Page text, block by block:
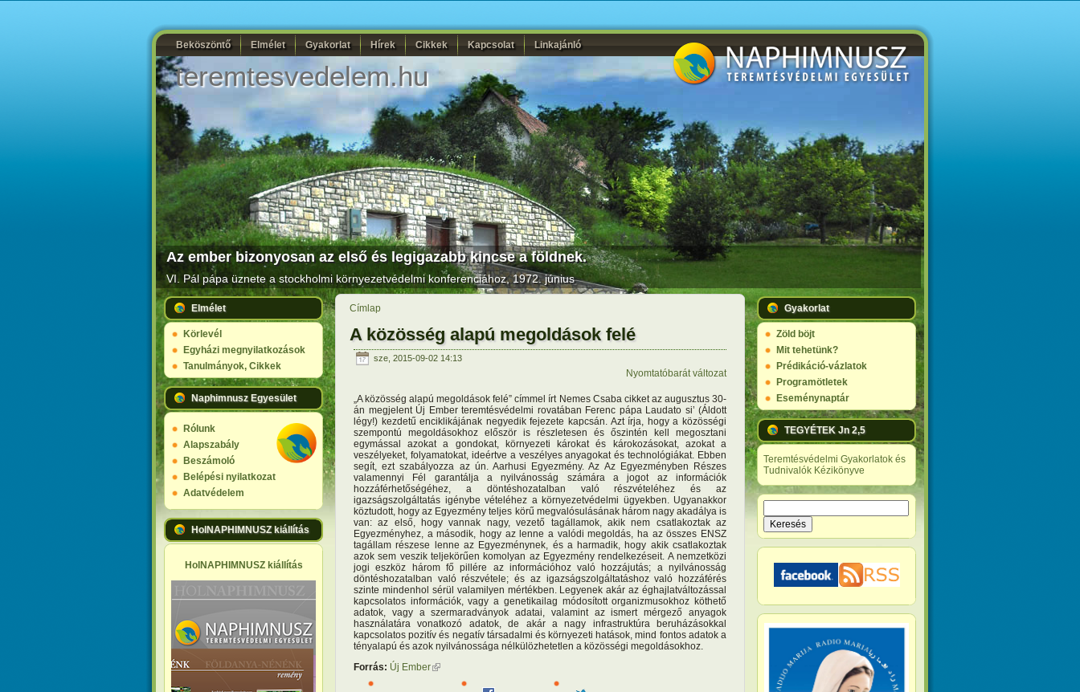
Beköszöntő Elmélet Gyakorlat Hírek Cikkek Kapcsolat Linkajánló
teremtesvedelem.hu
Az ember bizonyosan az első és legigazabb kincse a földnek.
VI. Pál pápa üznete a stockholmi környezetvédelmi konferenciához, 1972. június
Elmélet
Körlevél
Egyházi megnyilatkozások
Tanulmányok, Cikkek
Naphimnusz Egyesület
Rólunk
Alapszabály
Beszámoló
Belépési nyilatkozat
Adatvédelem
HolNAPHIMNUSZ kiállítás
HolNAPHIMNUSZ kiállítás
Címlap
A közösség alapú megoldások felé
sze, 2015-09-02 14:13
Nyomtatóbarát változat
„A közösség alapú megoldások felé” címmel írt Nemes Csaba cikket az augusztus 30-
án megjelent Új Ember teremtésvédelmi rovatában Ferenc pápa Laudato si’ (Áldott
légy!) kezdetű enciklikájának negyedik fejezete kapcsán. Azt írja, hogy a közösségi
szempontú megoldásokhoz először is részletesen és őszintén kell megosztani
egymással azokat a gondokat, környezeti károkat és károkozásokat, azokat a
veszélyeket, folyamatokat, ideértve a veszélyes anyagokat és technológiákat. Ebben
segít, ezt szabályozza az ún. Aarhusi Egyezmény. Az Az Egyezményben Részes
valamennyi Fél garantálja a nyilvánosság számára a jogot az információk
hozzáférhetőségéhez, a döntéshozatalban való részvételéhez és az
igazságszolgáltatás igénybe vételéhez a környezetvédelmi ügyekben. Ugyanakkor
köztudott, hogy az Egyezmény teljes körű megvalósulásának három nagy akadálya is
van: az első, hogy vannak nagy, vezető tagállamok, akik nem csatlakoztak az
Egyezményhez, a második, hogy az lenne a valódi megoldás, ha az összes ENSZ
tagállam részese lenne az Egyezménynek, és a harmadik, hogy akik csatlakoztak
azok sem veszik teljekörűen komolyan az Egyezmény rendelkezéseit. A nemzetközi
jogi eszköz három fő pillére az információhoz való hozzájutás; a nyilvánosság
döntéshozatalban való részvétele; és az igazságszolgáltatáshoz való hozzáférés
szinte mindenhol sérül valamilyen mértékben. Legyenek akár az éghajlatváltozással
kapcsolatos információk, vagy a genetikailag módosított organizmusokhoz köthető
adatok, vagy a szermaradványok adatai, valamint az ismert mérgező anyagok
használatára vonatkozó adatok, de akár a nagy infrastruktúra beruházásokkal
kapcsolatos pozitív és negatív társadalmi és környezeti hatások, mind fontos adatok a
tényalapú és azok nyilvánossága nélkülözhetetlen a közösségi megoldásokhoz.
Forrás: Új Ember(külső hivatkozás)
Gyakorlat
Zöld böjt
Mit tehetünk?
Prédikáció-vázlatok
Programötletek
Eseménynaptár
TEGYÉTEK Jn 2,5
Teremtésvédelmi Gyakorlatok és
Tudnivalók Kézikönyve
Keresés űrlap